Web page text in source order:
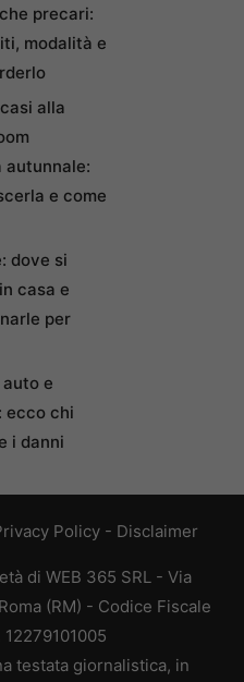
precari:
modalità e
alla
autunnale:
e come
dove si
casa e
per
e
ecco chi
i danni
Policy - Disclaimer
di WEB 365 SRL - Via
(RM) - Codice Fiscale
testata giornalistica, in